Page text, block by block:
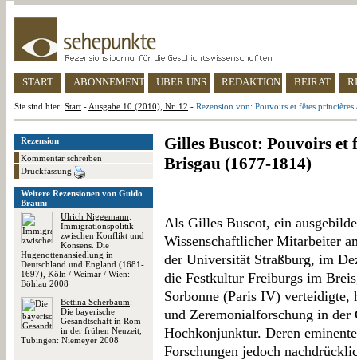
START ABONNEMENT ÜBER UNS REDAKTION BEIRAT
Sie sind hier: Start - Ausgabe 10 (2010), Nr. 12 - Rezension von: Pouvoirs et fêtes
Rezension
Kommentar schreiben
Druckfassung
Weitere Rezensionen von Guido
Braun:
Ulrich Niggemann:
Immigrationspolitik
zwischen Konflikt und
Konsens. Die
Hugenottenansiedlung in
Deutschland und England (1681-
1697), Köln / Weimar / Wien:
Böhlau 2008
Bettina Scherbaum:
Die bayerische
Gesandtschaft in Rom
in der frühen Neuzeit,
Tübingen: Niemeyer 2008
Gilles Buscot: Pouvoirs et
Brisgau (1677-1814)
Als Gilles Buscot, ein
Wissenschaftlicher Mitarbeiter
der Universität Straßburg, im
die Festkultur Freiburgs im
Sorbonne (Paris IV)
und Zeremonialforschung in der
Hochkonjunktur. Deren
Forschungen jedoch